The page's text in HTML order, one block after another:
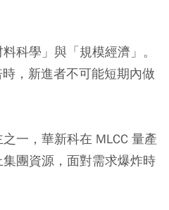
科學」與「規模經濟」。
，新進者不可能短期內做
一，華新科在 MLCC 量產
團資源，面對需求爆炸時